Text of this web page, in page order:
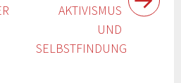
AKTIVISMUS
UND
SELBSTFINDUNG